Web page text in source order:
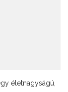
életnagyságú,